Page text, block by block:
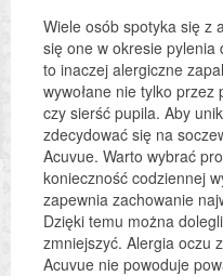
Wiele osób spotyka się z
się one w okresie pylenia
to inaczej alergiczne
wywołane nie tylko
czy sierść pupila. Aby
zdecydować się na
Acuvue. Warto wybrać
konieczność codziennej
zapewnia zachowanie
Dzięki temu można
zmniejszyć. Alergia oczu
Acuvue nie powoduje